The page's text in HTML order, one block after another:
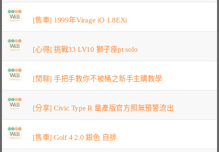
[售車] 1999年Virage iO 1.8EXi
[心得] 挑戰33 LV10 獅子座pt solo
[閒聊] 手把手教你不被桶之新手主購教學
[分享] Civic Type R 量產版官方照無預警流出
[售車] Golf 4 2.0 銀色 自排